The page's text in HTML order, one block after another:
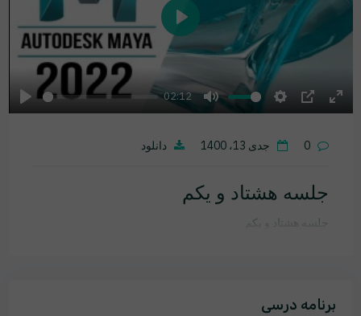
Play
02:12
Mute Settings
PIP
Play
0 جدی 13، 1400 دانلود
جلسه هشتاد و یکم
جلسه هشتاد و یکم
برنامه درسی